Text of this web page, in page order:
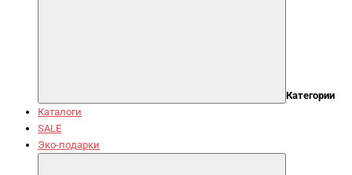
Категории
Каталоги
SALE
Эко-подарки